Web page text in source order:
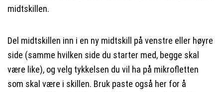
midtskillen.
Del midtskillen inn i en ny midtskill på venstre eller høyre
side (samme hvilken side du starter med, begge skal
være like), og velg tykkelsen du vil ha på mikrofletten
som skal være i skillen. Bruk paste også her for å